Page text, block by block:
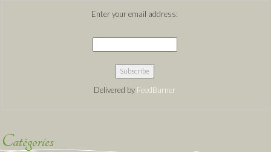
Enter your email address:
Delivered by FeedBurner
Catégories